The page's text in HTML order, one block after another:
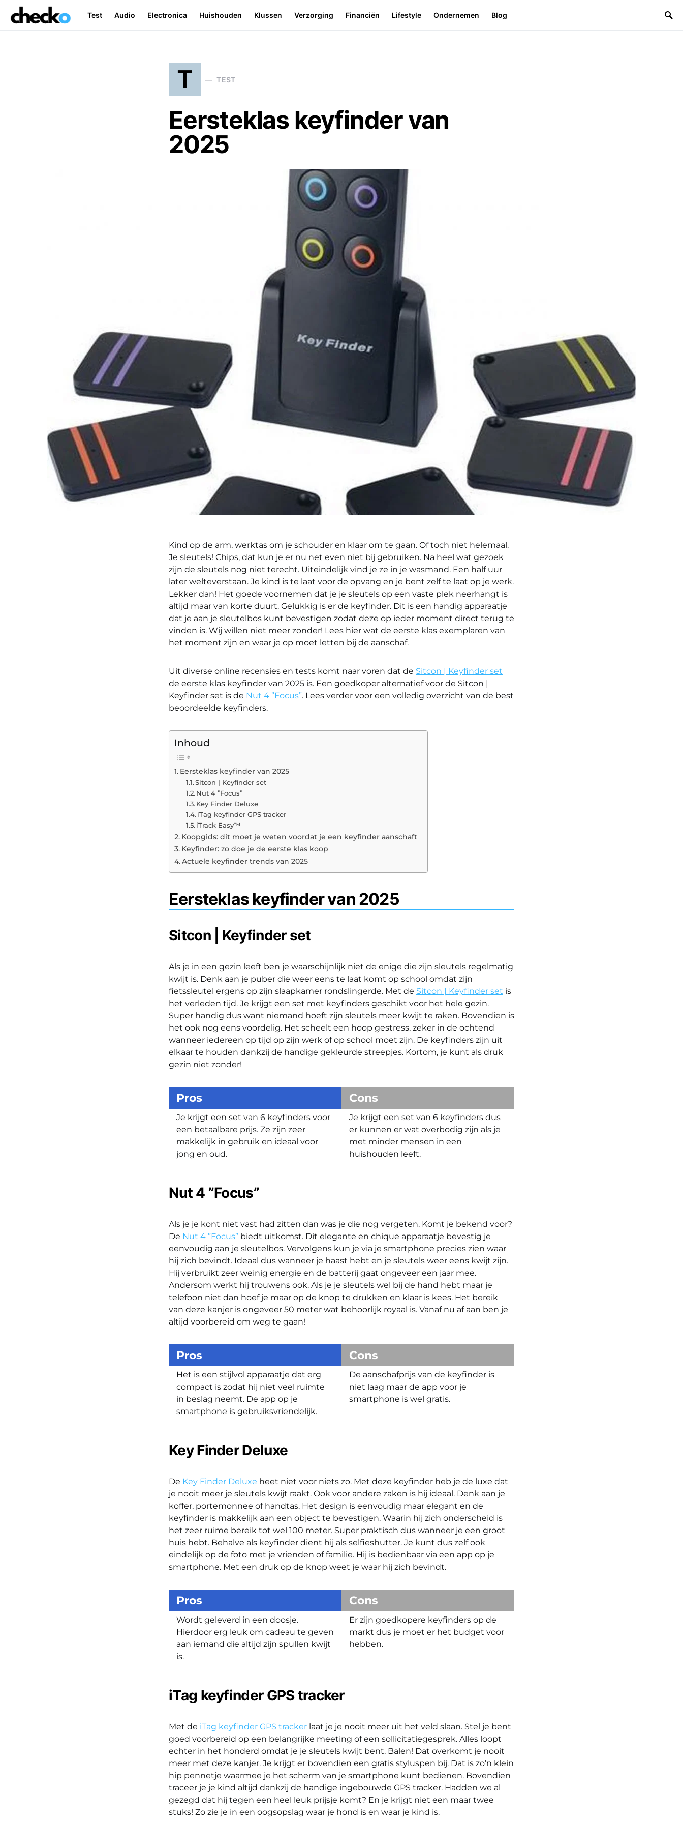
Test Audio Electronica Huishouden Klussen Verzorging Financiën Lifestyle Ondernemen Blog
Search for:
T TEST
Eersteklas keyfinder van
2025
Kind op de arm, werktas om je schouder en klaar om te gaan. Of toch niet helemaal.
Je sleutels! Chips, dat kun je er nu net even niet bij gebruiken. Na heel wat gezoek
zijn de sleutels nog niet terecht. Uiteindelijk vind je ze in je wasmand. Een half uur
later welteverstaan. Je kind is te laat voor de opvang en je bent zelf te laat op je werk.
Lekker dan! Het goede voornemen dat je je sleutels op een vaste plek neerhangt is
altijd maar van korte duurt. Gelukkig is er de keyfinder. Dit is een handig apparaatje
dat je aan je sleutelbos kunt bevestigen zodat deze op ieder moment direct terug te
vinden is. Wij willen niet meer zonder! Lees hier wat de eerste klas exemplaren van
het moment zijn en waar je op moet letten bij de aanschaf.
Uit diverse online recensies en tests komt naar voren dat de Sitcon | Keyfinder set
de eerste klas keyfinder van 2025 is. Een goedkoper alternatief voor de Sitcon |
Keyfinder set is de Nut 4 ”Focus”. Lees verder voor een volledig overzicht van de best
beoordeelde keyfinders.
Inhoud
Eersteklas keyfinder van 2025
Sitcon | Keyfinder set
Nut 4 ”Focus”
Key Finder Deluxe
iTag keyfinder GPS tracker
iTrack Easy™
Koopgids: dit moet je weten voordat je een keyfinder aanschaft
Keyfinder: zo doe je de eerste klas koop
Actuele keyfinder trends van 2025
Eersteklas keyfinder van 2025
Sitcon | Keyfinder set
Als je in een gezin leeft ben je waarschijnlijk niet de enige die zijn sleutels regelmatig
kwijt is. Denk aan je puber die weer eens te laat komt op school omdat zijn
fietssleutel ergens op zijn slaapkamer rondslingerde. Met de Sitcon | Keyfinder set is
het verleden tijd. Je krijgt een set met keyfinders geschikt voor het hele gezin.
Super handig dus want niemand hoeft zijn sleutels meer kwijt te raken. Bovendien is
het ook nog eens voordelig. Het scheelt een hoop gestress, zeker in de ochtend
wanneer iedereen op tijd op zijn werk of op school moet zijn. De keyfinders zijn uit
elkaar te houden dankzij de handige gekleurde streepjes. Kortom, je kunt als druk
gezin niet zonder!
Pros
Je krijgt een set van 6 keyfinders voor
een betaalbare prijs. Ze zijn zeer
makkelijk in gebruik en ideaal voor
jong en oud.
Cons
Je krijgt een set van 6 keyfinders dus
er kunnen er wat overbodig zijn als je
met minder mensen in een
huishouden leeft.
Nut 4 ”Focus”
Als je je kont niet vast had zitten dan was je die nog vergeten. Komt je bekend voor?
De Nut 4 ”Focus” biedt uitkomst. Dit elegante en chique apparaatje bevestig je
eenvoudig aan je sleutelbos. Vervolgens kun je via je smartphone precies zien waar
hij zich bevindt. Ideaal dus wanneer je haast hebt en je sleutels weer eens kwijt zijn.
Hij verbruikt zeer weinig energie en de batterij gaat ongeveer een jaar mee.
Andersom werkt hij trouwens ook. Als je je sleutels wel bij de hand hebt maar je
telefoon niet dan hoef je maar op de knop te drukken en klaar is kees. Het bereik
van deze kanjer is ongeveer 50 meter wat behoorlijk royaal is. Vanaf nu af aan ben je
altijd voorbereid om weg te gaan!
Pros
Het is een stijlvol apparaatje dat erg
compact is zodat hij niet veel ruimte
in beslag neemt. De app op je
smartphone is gebruiksvriendelijk.
Cons
De aanschafprijs van de keyfinder is
niet laag maar de app voor je
smartphone is wel gratis.
Key Finder Deluxe
De Key Finder Deluxe heet niet voor niets zo. Met deze keyfinder heb je de luxe dat
je nooit meer je sleutels kwijt raakt. Ook voor andere zaken is hij ideaal. Denk aan je
koffer, portemonnee of handtas. Het design is eenvoudig maar elegant en de
keyfinder is makkelijk aan een object te bevestigen. Waarin hij zich onderscheid is
het zeer ruime bereik tot wel 100 meter. Super praktisch dus wanneer je een groot
huis hebt. Behalve als keyfinder dient hij als selfieshutter. Je kunt dus zelf ook
eindelijk op de foto met je vrienden of familie. Hij is bedienbaar via een app op je
smartphone. Met een druk op de knop weet je waar hij zich bevindt.
Pros
Wordt geleverd in een doosje.
Hierdoor erg leuk om cadeau te geven
aan iemand die altijd zijn spullen kwijt
is.
Cons
Er zijn goedkopere keyfinders op de
markt dus je moet er het budget voor
hebben.
iTag keyfinder GPS tracker
Met de iTag keyfinder GPS tracker laat je je nooit meer uit het veld slaan. Stel je bent
goed voorbereid op een belangrijke meeting of een sollicitatiegesprek. Alles loopt
echter in het honderd omdat je je sleutels kwijt bent. Balen! Dat overkomt je nooit
meer met deze kanjer. Je krijgt er bovendien een gratis styluspen bij. Dat is zo’n klein
hip pennetje waarmee je het scherm van je smartphone kunt bedienen. Bovendien
traceer je je kind altijd dankzij de handige ingebouwde GPS tracker. Hadden we al
gezegd dat hij tegen een heel leuk prijsje komt? En je krijgt niet een maar twee
stuks! Zo zie je in een oogsopslag waar je hond is en waar je kind is.